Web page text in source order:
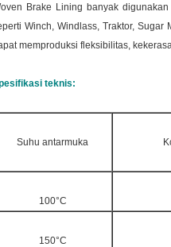
Brake Lining banyak
Winch, Windlass, Traktor, Sugar
memproduksi fleksibilitas,
teknis:
Suhu antarmuka
100°C
150°C